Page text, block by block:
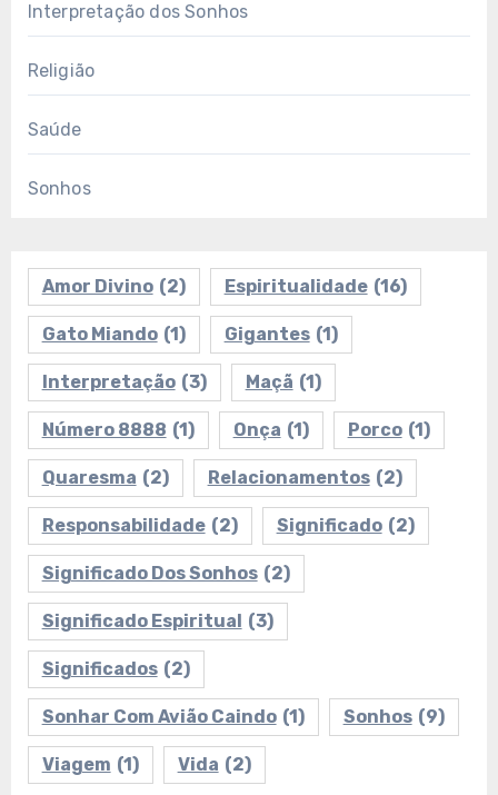
Interpretação dos Sonhos
Religião
Saúde
Sonhos
Amor Divino (2) Espiritualidade (16)
Gato Miando (1) Gigantes (1)
Interpretação (3) Maçã (1)
Número 8888 (1) Onça (1) Porco (1)
Quaresma (2) Relacionamentos (2)
Responsabilidade (2) Significado (2)
Significado Dos Sonhos (2)
Significado Espiritual (3)
Significados (2)
Sonhar Com Avião Caindo (1) Sonhos (9)
Viagem (1) Vida (2)